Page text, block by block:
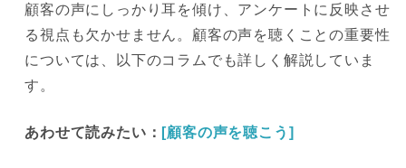
顧客の声にしっかり耳を傾け、アンケートに反映させ
る視点も欠かせません。顧客の声を聴くことの重要性
については、以下のコラムでも詳しく解説していま
す。
あわせて読みたい： [顧客の声を聴こう]